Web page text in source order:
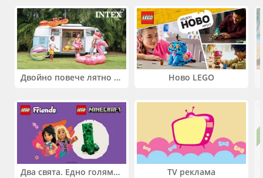
Двойно повече лятно забавление! Купи 2 продукта INTEX и вземи -33%
Два свята. Едно голямо приключение. Купи 2 продукта LEGO® Friends и/или LEGO® Minecraft и вземи -27%
Ново LEGO
TV реклама